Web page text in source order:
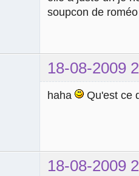
soupcon de
18-08-2009
haha Qu'est ce
18-08-2009